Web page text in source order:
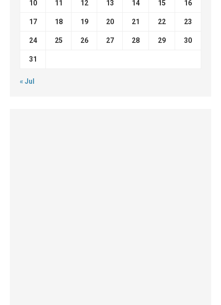
10 11 12 13 14 15 16
17 18 19 20 21 22 23
24 25 26 27 28 29 30
31
« Jul